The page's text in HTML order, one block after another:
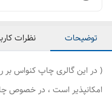
توضیحات نظرات
( در این گالری چاپ کنواس
امکانپذیر است ، در خصوص